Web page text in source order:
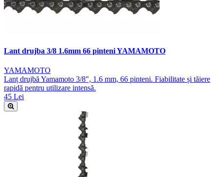
Lant drujba 3/8 1.6mm 66 pinteni YAMAMOTO
YAMAMOTO
Lanț drujbă Yamamoto 3/8", 1.6 mm, 66 pinteni. Fiabilitate și tăiere
rapidă pentru utilizare intensă.
45 Lei